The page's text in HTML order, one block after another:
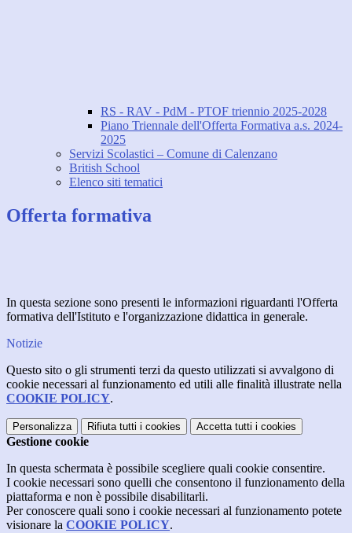
RS - RAV - PdM - PTOF triennio 2025-2028
Piano Triennale dell'Offerta Formativa a.s. 2024-
2025
Servizi Scolastici – Comune di Calenzano
British School
Elenco siti tematici
Offerta formativa
In questa sezione sono presenti le informazioni riguardanti l'Offerta
formativa dell'Istituto e l'organizzazione didattica in generale.
Notizie
Questo sito o gli strumenti terzi da questo utilizzati si avvalgono di
cookie necessari al funzionamento ed utili alle finalità illustrate nella
COOKIE POLICY.
Personalizza Rifiuta tutti i cookies Accetta tutti i cookies
Gestione cookie
In questa schermata è possibile scegliere quali cookie consentire.
I cookie necessari sono quelli che consentono il funzionamento della
piattaforma e non è possibile disabilitarli.
Per conoscere quali sono i cookie necessari al funzionamento potete
visionare la COOKIE POLICY.